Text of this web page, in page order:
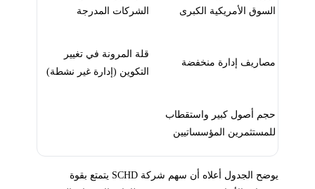
السوق الأمريكية الكبرى
الشركات المدرجة
مصاريف إدارة منخفضة
قلة المرونة في تغيير
التكوين (إدارة غير نشطة)
حجم أصول كبير واستقطاب
للمستثمرين المؤسساتيين
يوضح الجدول أعلاه أن سهم شركة SCHD يتمتع بقوة